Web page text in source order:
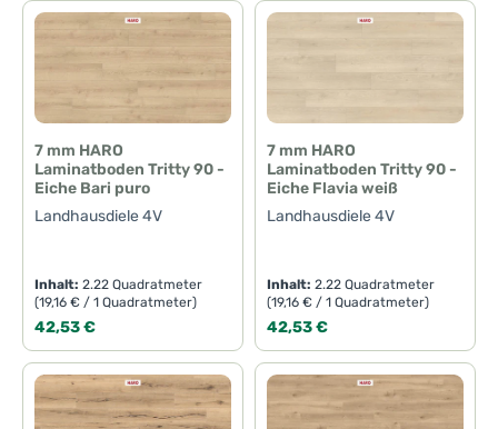
7 mm HARO
Laminatboden Tritty 90 -
Eiche Bari puro
Landhausdiele 4V
Inhalt:2.22 Quadratmeter
(19,16 € / 1 Quadratmeter)
Regulärer Preis:
42,53 €
7 mm HARO
Laminatboden Tritty 90 -
Eiche Flavia weiß
Landhausdiele 4V
Inhalt:2.22 Quadratmeter
(19,16 € / 1 Quadratmeter)
Regulärer Preis:
42,53 €